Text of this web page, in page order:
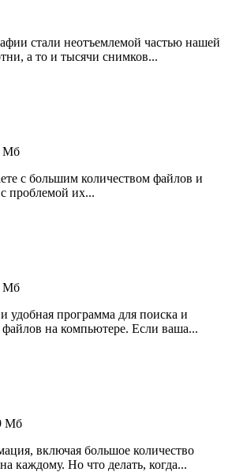
стали неотъемлемой частью нашей
а то и тысячи снимков...
Мб
с большим количеством файлов и
с проблемой их...
Мб
удобная программа для поиска и
файлов на компьютере. Если ваша...
Мб
включая большое количество
каждому. Но что делать, когда...